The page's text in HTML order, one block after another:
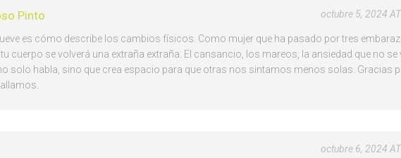
Pinto octubre 5, 2024
es cómo describe los cambios físicos. Como mujer que ha pasado por tres
cuerpo se volverá una extraña extraña. El cansancio, los mareos, la ansiedad que no se
solo habla, sino que crea espacio para que otras nos sintamos menos solas. Gracias
octubre 6, 2024